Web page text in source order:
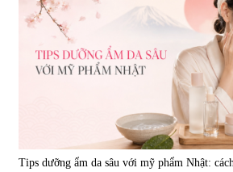
Tips dưỡng ẩm da sâu với mỹ phẩm Nhật: